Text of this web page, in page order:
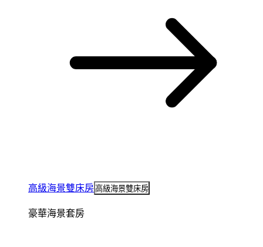
高級海景雙床房高級海景雙床房
豪華海景套房